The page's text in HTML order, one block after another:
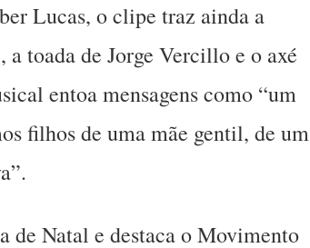
Lucas, o clipe traz ainda a
toada de Jorge Vercillo e o axé
entoa mensagens como “um
filhos de uma mãe gentil, de um
de Natal e destaca o Movimento